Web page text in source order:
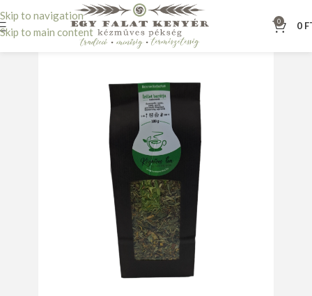
Skip to navigation
Skip to main content
0 0